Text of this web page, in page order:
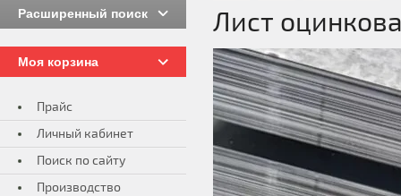
Лист
Расширенный поиск
Моя корзина
Прайс
Личный кабинет
Поиск по сайту
Производство